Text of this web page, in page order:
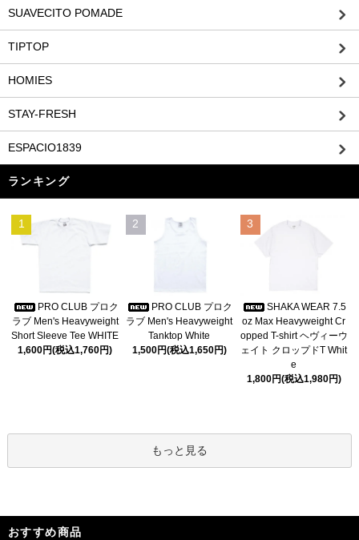
SUAVECITO POMADE
TIPTOP
HOMIES
STAY-FRESH
ESPACIO1839
ランキング
1
PRO CLUB プロク
ラブ Men's Heavyweight
Short Sleeve Tee WHITE
1,600円(税込1,760円)
2
PRO CLUB プロク
ラブ Men's Heavyweight
Tanktop White
1,500円(税込1,650円)
3
SHAKA WEAR 7.5
oz Max Heavyweight Cr
opped T-shirt ヘヴィーウ
ェイト クロップドT Whit
e
1,800円(税込1,980円)
もっと見る
おすすめ商品